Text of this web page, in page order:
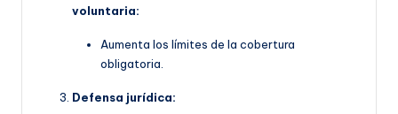
voluntaria:
Aumenta los límites de la cobertura
obligatoria.
Defensa jurídica: